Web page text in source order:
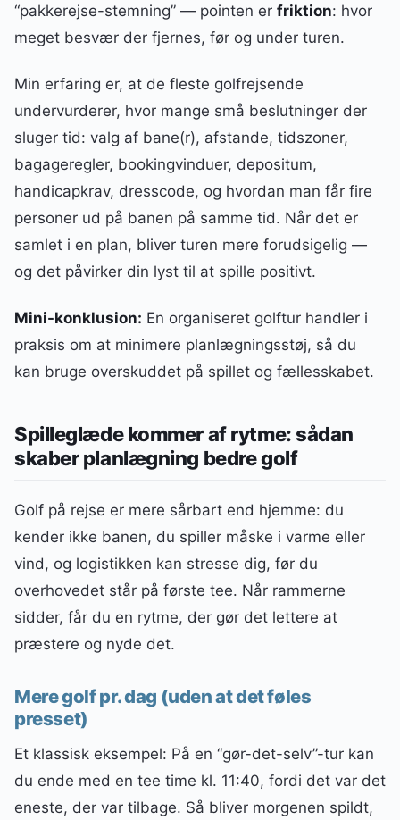
“pakkerejse-stemning” — pointen er friktion: hvor
meget besvær der fjernes, før og under turen.
Min erfaring er, at de fleste golfrejsende
undervurderer, hvor mange små beslutninger der
sluger tid: valg af bane(r), afstande, tidszoner,
bagageregler, bookingvinduer, depositum,
handicapkrav, dresscode, og hvordan man får fire
personer ud på banen på samme tid. Når det er
samlet i en plan, bliver turen mere forudsigelig —
og det påvirker din lyst til at spille positivt.
Mini-konklusion: En organiseret golftur handler i
praksis om at minimere planlægningsstøj, så du
kan bruge overskuddet på spillet og fællesskabet.
Spilleglæde kommer af rytme: sådan
skaber planlægning bedre golf
Golf på rejse er mere sårbart end hjemme: du
kender ikke banen, du spiller måske i varme eller
vind, og logistikken kan stresse dig, før du
overhovedet står på første tee. Når rammerne
sidder, får du en rytme, der gør det lettere at
præstere og nyde det.
Mere golf pr. dag (uden at det føles
presset)
Et klassisk eksempel: På en “gør-det-selv”-tur kan
du ende med en tee time kl. 11:40, fordi det var det
eneste, der var tilbage. Så bliver morgenen spildt,